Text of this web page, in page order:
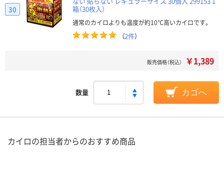
箱（30枚入）
通常のカイロよりも温度が約10℃高いカイロです。
（2件）
30
販売価格（税込） ￥1,389
数量 カゴへ
カイロの担当者からのおすすめ商品